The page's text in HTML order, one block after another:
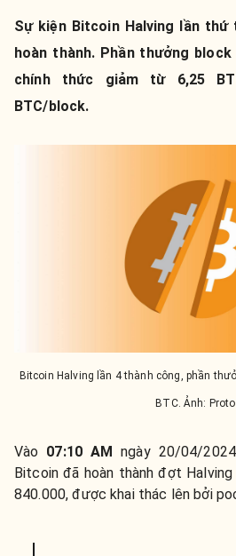
Sự kiện Bitcoin Halving lần
hoàn thành. Phần thưởng
chính thức giảm từ 6,25
BTC/block.
Bitcoin Halving lần 4 thành công, phần
BTC. Ảnh:
Vào 07:10 AMngày 20/04/
Bitcoin đã hoàn thành đợt
840.000, được khai thác lên bởi